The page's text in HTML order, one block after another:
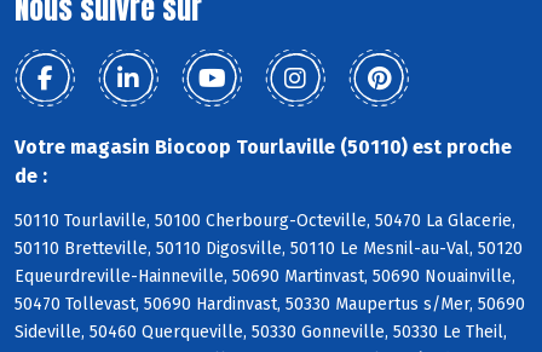
Nous suivre sur
Votre magasin Biocoop Tourlaville (50110) est proche
de :
50110 Tourlaville, 50100 Cherbourg-Octeville, 50470 La Glacerie,
50110 Bretteville, 50110 Digosville, 50110 Le Mesnil-au-Val, 50120
Equeurdreville-Hainneville, 50690 Martinvast, 50690 Nouainville,
50470 Tollevast, 50690 Hardinvast, 50330 Maupertus s/Mer, 50690
Sideville, 50460 Querqueville, 50330 Gonneville, 50330 Le Theil,